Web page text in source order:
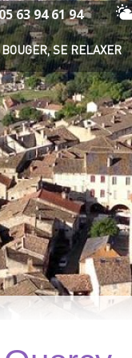
63 94 61 94
BOUGER, SE RELAXER